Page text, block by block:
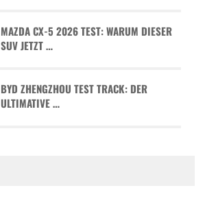
MAZDA CX-5 2026 TEST: WARUM DIESER
SUV JETZT …
BYD ZHENGZHOU TEST TRACK: DER
ULTIMATIVE …